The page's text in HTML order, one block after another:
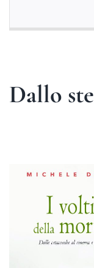
Dallo